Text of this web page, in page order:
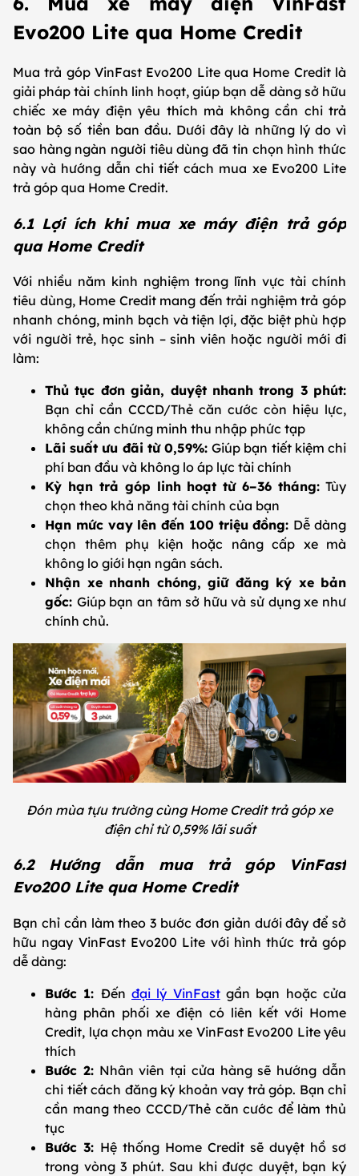
Evo200 Lite qua Home Credit
Mua trả góp VinFast Evo200 Lite qua Home Credit là
giải pháp tài chính linh hoạt, giúp bạn dễ dàng sở hữu
chiếc xe máy điện yêu thích mà không cần chi trả
toàn bộ số tiền ban đầu. Dưới đây là những lý do vì
sao hàng ngàn người tiêu dùng đã tin chọn hình thức
này và hướng dẫn chi tiết cách mua xe Evo200 Lite
trả góp qua Home Credit.
6.1 Lợi ích khi mua xe máy điện trả góp
qua Home Credit
Với nhiều năm kinh nghiệm trong lĩnh vực tài chính
tiêu dùng, Home Credit mang đến trải nghiệm trả góp
nhanh chóng, minh bạch và tiện lợi, đặc biệt phù hợp
với người trẻ, học sinh – sinh viên hoặc người mới đi
làm:
Thủ tục đơn giản, duyệt nhanh trong 3 phút:
Bạn chỉ cần CCCD/Thẻ căn cước còn hiệu lực,
không cần chứng minh thu nhập phức tạp
Lãi suất ưu đãi từ 0,59%:Giúp bạn tiết kiệm chi
phí ban đầu và không lo áp lực tài chính
Kỳ hạn trả góp linh hoạt từ 6–36 tháng: Tùy
chọn theo khả năng tài chính của bạn
Hạn mức vay lên đến 100 triệu đồng: Dễ dàng
chọn thêm phụ kiện hoặc nâng cấp xe mà
không lo giới hạn ngân sách.
Nhận xe nhanh chóng, giữ đăng ký xe bản
gốc: Giúp bạn an tâm sở hữu và sử dụng xe như
chính chủ.
Đón mùa tựu trường cùng Home Credit trả góp xe
điện chỉ từ 0,59% lãi suất
6.2 Hướng dẫn mua trả góp VinFast
Evo200 Lite qua Home Credit
Bạn chỉ cần làm theo 3 bước đơn giản dưới đây để sở
hữu ngay VinFast Evo200 Lite với hình thức trả góp
dễ dàng:
Bước 1: Đếnđại lý VinFastgần bạn hoặc cửa
hàng phân phối xe điện có liên kết với Home
Credit, lựa chọn màu xe VinFast Evo200 Lite yêu
thích
Bước 2:Nhân viên tại cửa hàng sẽ hướng dẫn
chi tiết cách đăng ký khoản vay trả góp. Bạn chỉ
cần mang theo CCCD/Thẻ căn cước để làm thủ
tục
Bước 3: Hệ thống Home Credit sẽ duyệt hồ sơ
trong vòng 3 phút. Sau khi được duyệt, bạn ký